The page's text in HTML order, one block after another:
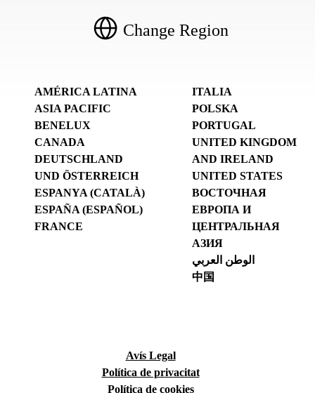
Change Region
AMÉRICA LATINA
ASIA PACIFIC
BENELUX
CANADA
DEUTSCHLAND
UND ÖSTERREICH
ESPANYA (CATALÀ)
ESPAÑA (ESPAÑOL)
FRANCE
ITALIA
POLSKA
PORTUGAL
UNITED KINGDOM
AND IRELAND
UNITED STATES
ВОСТОЧНАЯ
ЕВРОПА И
ЦЕНТРАЛЬНАЯ
АЗИЯ
الوطن العربي
中国
Avís Legal
Política de privacitat
Política de cookies